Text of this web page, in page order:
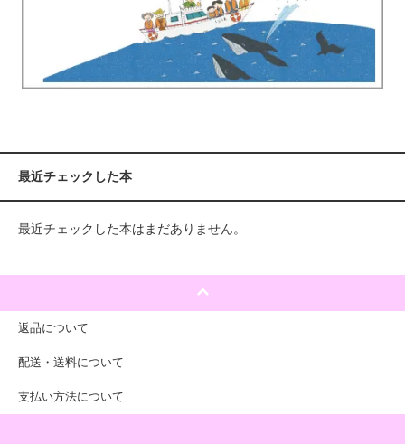
最近チェックした本
最近チェックした本はまだありません。
返品について
配送・送料について
支払い方法について